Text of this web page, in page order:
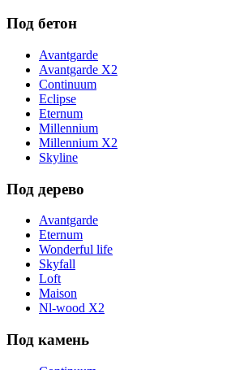
Под бетон
Avantgarde
Avantgarde X2
Continuum
Eclipse
Eternum
Millennium
Millennium X2
Skyline
Под дерево
Avantgarde
Eternum
Wonderful life
Skyfall
Loft
Maison
Nl-wood X2
Под камень